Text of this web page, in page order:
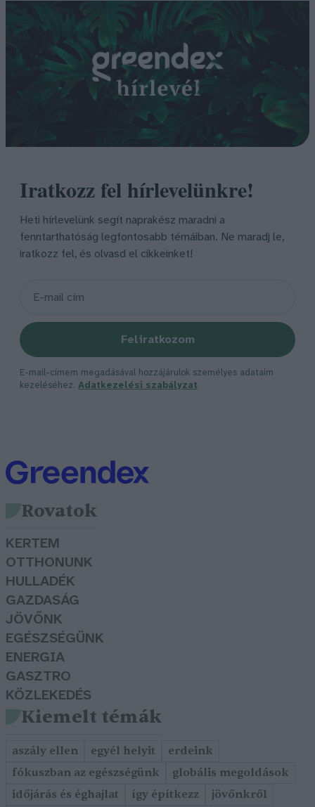
Iratkozz fel hírlevelünkre!
Heti hírlevelünk segít naprakész maradni a
fenntarthatóság legfontosabb témáiban. Ne maradj le,
iratkozz fel, és olvasd el cikkeinket!
Feliratkozom
E-mail-címem megadásával hozzájárulok személyes adataim
kezeléséhez. Adatkezelési szabályzat
Rovatok
KERTEM
OTTHONUNK
HULLADÉK
GAZDASÁG
JÖVŐNK
EGÉSZSÉGÜNK
ENERGIA
GASZTRO
KÖZLEKEDÉS
Kiemelt témák
aszály ellen egyél helyit
erdeink
fókuszban az egészségünk
globális megoldások
időjárás és éghajlat
így építkezz jövőnkről